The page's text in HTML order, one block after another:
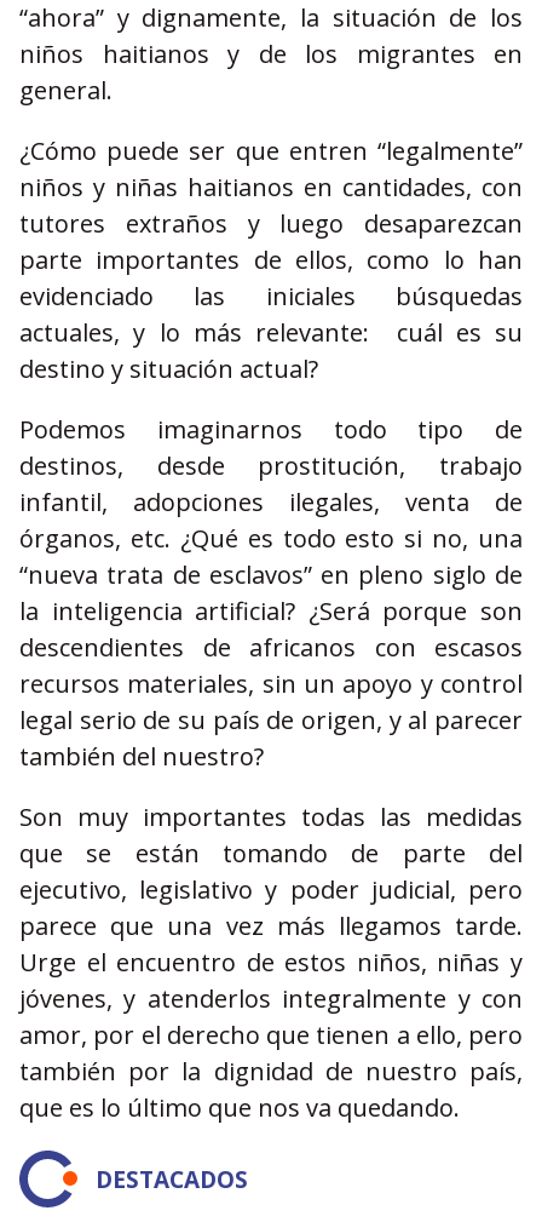
“ahora” y dignamente, la situación de los
niños haitianos y de los migrantes en
general.
¿Cómo puede ser que entren “legalmente”
niños y niñas haitianos en cantidades, con
tutores extraños y luego desaparezcan
parte importantes de ellos, como lo han
evidenciado las iniciales búsquedas
actuales, y lo más relevante: cuál es su
destino y situación actual?
Podemos imaginarnos todo tipo de
destinos, desde prostitución, trabajo
infantil, adopciones ilegales, venta de
órganos, etc. ¿Qué es todo esto si no, una
“nueva trata de esclavos” en pleno siglo de
la inteligencia artificial? ¿Será porque son
descendientes de africanos con escasos
recursos materiales, sin un apoyo y control
legal serio de su país de origen, y al parecer
también del nuestro?
Son muy importantes todas las medidas
que se están tomando de parte del
ejecutivo, legislativo y poder judicial, pero
parece que una vez más llegamos tarde.
Urge el encuentro de estos niños, niñas y
jóvenes, y atenderlos integralmente y con
amor, por el derecho que tienen a ello, pero
también por la dignidad de nuestro país,
que es lo último que nos va quedando.
DESTACADOS